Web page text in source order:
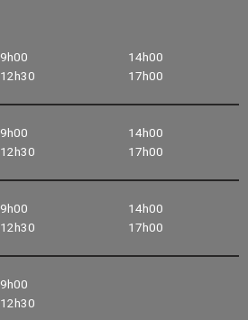
9h00
12h30
14h00
17h00
9h00
12h30
14h00
17h00
9h00
12h30
14h00
17h00
9h00
12h30